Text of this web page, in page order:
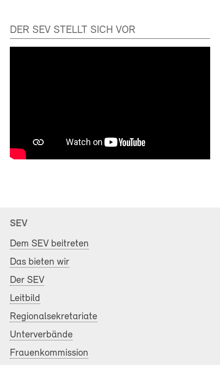
DER SEV STELLT SICH VOR
SEV
Dem SEV beitreten
Das bieten wir
Der SEV
Leitbild
Regionalsekretariate
Unterverbände
Frauenkommission